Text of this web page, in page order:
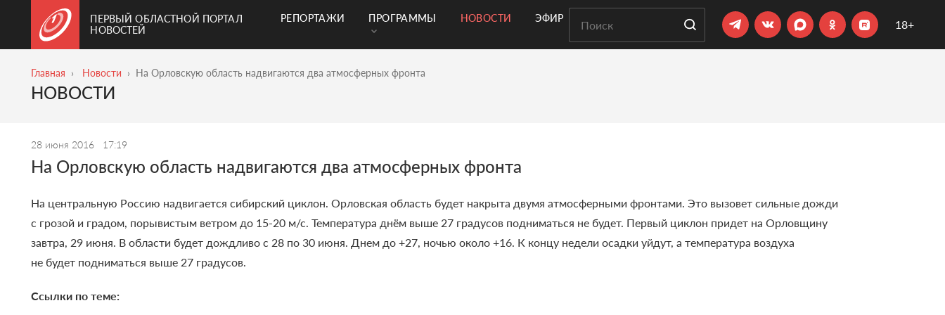
ПЕРВЫЙ ОБЛАСТНОЙ ПОРТАЛ
НОВОСТЕЙ
РЕПОРТАЖИ ПРОГРАММЫ НОВОСТИ ЭФИР 18+
Главная Новости На Орловскую область надвигаются два атмосферных фронта
НОВОСТИ
28 июня 2016 17:19
На Орловскую область надвигаются два атмосферных фронта
На центральную Россию надвигается сибирский циклон.Орловская область будет накрыта двумя атмосферными фронтами. Это вызовет сильные дожди
с грозой и градом, порывистым ветром до 15-20 м/с. Температура днём выше 27 градусов подниматься не будет. Первый циклон придет на Орловщину
завтра, 29 июня. В области будет дождливо с 28 по 30 июня. Днем до +27, ночью около +16. К концу недели осадки уйдут, а температура воздуха
не будет подниматься выше 27 градусов.
Ссылки по теме: